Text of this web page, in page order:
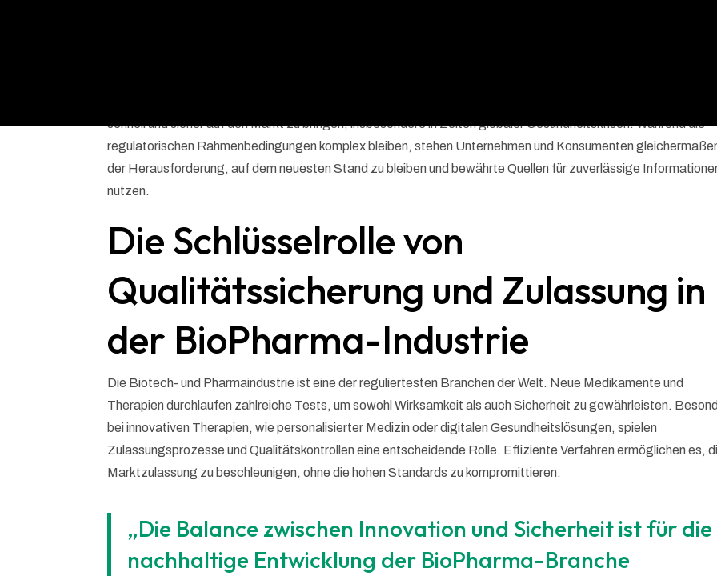
schnell und sicher auf den Markt zu bringen, insbesondere in Zeiten globaler Gesundheitskrisen. Während die
regulatorischen Rahmenbedingungen komplex bleiben, stehen Unternehmen und Konsumenten
der Herausforderung, auf dem neuesten Stand zu bleiben und bewährte Quellen für zuverlässige
nutzen.
Die Schlüsselrolle von
Qualitätssicherung und Zulassung in
der BioPharma-Industrie
Die Biotech- und Pharmaindustrie ist eine der reguliertesten Branchen der Welt. Neue Medikamente und
Therapien durchlaufen zahlreiche Tests, um sowohl Wirksamkeit als auch Sicherheit zu gewährleisten.
bei innovativen Therapien, wie personalisierter Medizin oder digitalen Gesundheitslösungen, spielen
Zulassungsprozesse und Qualitätskontrollen eine entscheidende Rolle. Effiziente Verfahren ermöglichen es,
Marktzulassung zu beschleunigen, ohne die hohen Standards zu kompromittieren.
„Die Balance zwischen Innovation und Sicherheit ist für die
nachhaltige Entwicklung der BioPharma-Branche